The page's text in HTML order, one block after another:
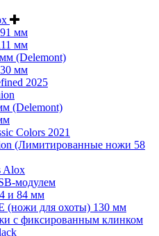
мм
мм
(Delemont)
мм
2025
(Delemont)
Colors 2021
(Лимитированные ножи 58
Alox
модулем
и 84 мм
(ножи для охоты) 130 мм
с фиксированным клинком